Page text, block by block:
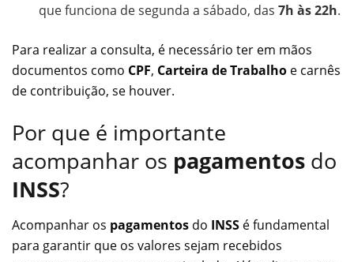
que funciona de segunda a sábado, das7h às 22h.
Para realizar a consulta, é necessário ter em mãos
documentos como CPF, Carteira de Trabalho e carnês
de contribuição, se houver.
Por que é importante
acompanhar os pagamentos do
INSS?
Acompanhar os pagamentos do INSS é fundamental
para garantir que os valores sejam recebidos